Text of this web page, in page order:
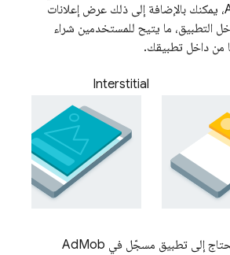
على أجهزة Android، يمكنك بالإضافة إلى ذلك عرض إعلانات
التطبيق، ما يتيح للمستخدمين شراء
من داخل تطبيقك.
Interstitial
إلى تطبيق مسجّل في AdMob